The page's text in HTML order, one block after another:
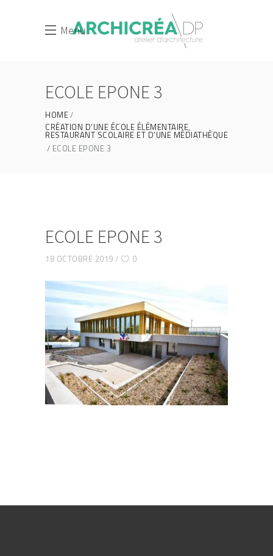
Menu
ECOLE EPONE 3
HOME
CRÉATION D’UNE ÉCOLE ÉLÉMENTAIRE,
RESTAURANT SCOLAIRE ET D’UNE MÉDIATHÈQUE
ECOLE EPONE 3
ECOLE EPONE 3
18 OCTOBRE 2019 0